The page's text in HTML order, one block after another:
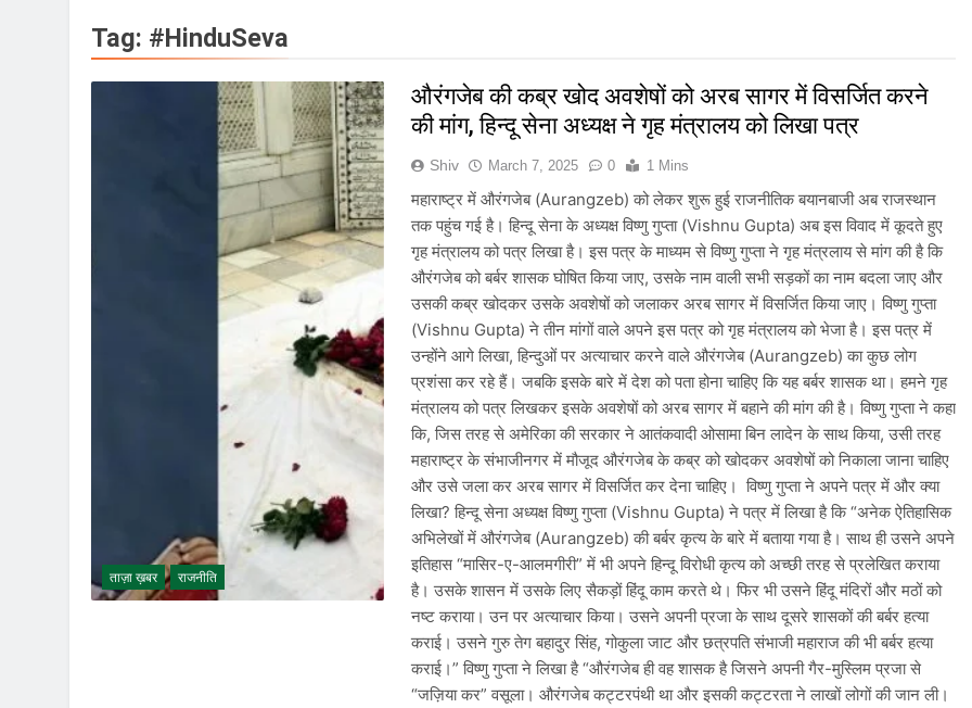
August 8, 2026
खेल | Commonwealth Games 2026: भारत ने 39 पदकों के साथ अभियान चौथे स्थान पर समाप्त
August 8, 2026
स्वतंत्रता दिवस से पहले देशभर में ‘हर घर तिरंगा’ अभियान और सांस्कृतिक कार्यक्रमों की तैयारियाँ तेज़
August 7, 2026
IMD ने कई राज्यों में भारी बारिश और बाढ़ की चेतावनी जारी की, उत्तर भारत और पूर्वोत्तर में हाई अलर्ट
August 7, 2026
IMD ने कई राज्यों में भारी बारिश का अलर्ट जारी किया, दिल्ली-NCR समेत कई क्षेत्रों में जलभराव और
August 6, 2026
जंतर-मंतर पुलिस कार्रवाई पर संसद में विपक्ष का हंगामा तेज़, सरकार से जवाब की मांग
August 6, 2026
राष्ट्रीय हथकरघा दिवस की तैयारियाँ तेज़, देशभर में बुनकरों और हस्तशिल्प प्रदर्शनियों का होगा आयोजन
August 5, 2026
Tag: #HinduSeva
ताज़ा ख़बर राजनीति
औरंगजेब की कब्र खोद अवशेषों को अरब सागर में विसर्जित करने
की मांग, हिन्दू सेना अध्यक्ष ने गृह मंत्रालय को लिखा पत्र
Shiv March 7, 2025 0 1 Mins
महाराष्ट्र में औरंगजेब (Aurangzeb) को लेकर शुरू हुई राजनीतिक बयानबाजी अब राजस्‍थान
तक पहुंच गई है। हिन्दू सेना के अध्यक्ष विष्‍णु गुप्ता (Vishnu Gupta) अब इस विवाद में कूदते हुए
गृह मंत्रालय को पत्र लिखा है। इस पत्र के माध्यम से विष्णु गुप्ता ने गृह मंत्रलाय से मांग की है कि
औरंगजेब को बर्बर शासक घोषित किया जाए, उसके नाम वाली सभी सड़कों का नाम बदला जाए और
उसकी कब्र खोदकर उसके अवशेषों को जलाकर अरब सागर में विसर्जित किया जाए। विष्‍णु गुप्ता
(Vishnu Gupta) ने तीन मांगों वाले अपने इस पत्र को गृह मंत्रालय को भेजा है। इस पत्र में
उन्होंने आगे लिखा, हिन्दुओं पर अत्याचार करने वाले औरंगजेब (Aurangzeb) का कुछ लोग
प्रशंसा कर रहे हैं। जबकि इसके बारे में देश को पता होना चाहिए कि यह बर्बर शासक था। हमने गृह
मंत्रालय को पत्र लिखकर इसके अवशेषों को अरब सागर में बहाने की मांग की है। विष्‍णु गुप्ता ने कहा
कि, जिस तरह से अमेरिका की सरकार ने आतंकवादी ओसामा बिन लादेन के साथ किया, उसी तरह
महाराष्ट्र के संभाजीनगर में मौजूद औरंगजेब के कब्र को खोदकर अवशेषों को निकाला जाना चाहिए
और उसे जला कर अरब सागर में विसर्जित कर देना चाहिए। विष्‍णु गुप्ता ने अपने पत्र में और क्या
लिखा? हिन्दू सेना अध्यक्ष विष्णु गुप्ता (Vishnu Gupta) ने पत्र में लिखा है कि “अनेक ऐतिहासिक
अभिलेखों में औरंगजेब (Aurangzeb) की बर्बर कृत्य के बारे में बताया गया है। साथ ही उसने अपने
इतिहास “मासिर-ए-आलमगीरी” में भी अपने हिन्दू विरोधी कृत्य को अच्छी तरह से प्रलेखित कराया
है। उसके शासन में उसके लिए सैकड़ों हिंदू काम करते थे। फिर भी उसने हिंदू मंदिरों और मठों को
नष्ट कराया। उन पर अत्याचार किया। उसने अपनी प्रजा के साथ दूसरे शासकों की बर्बर हत्या
कराई। उसने गुरु तेग बहादुर सिंह, गोकुला जाट और छत्रपति संभाजी महाराज की भी बर्बर हत्या
कराई।” विष्‍णु गुप्ता ने लिखा है “औरंगजेब ही वह शासक है जिसने अपनी गैर-मुस्लिम प्रजा से
“जज़िया कर” वसूला। औरंगजेब कट्टरपंथी था और इसकी कट्टरता ने लाखों लोगों की जान ली।